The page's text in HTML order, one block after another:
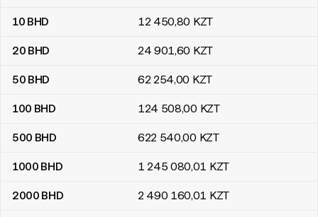
10 BHD 12 450,80 KZT
20 BHD 24 901,60 KZT
50 BHD 62 254,00 KZT
100 BHD 124 508,00 KZT
500 BHD 622 540,00 KZT
1000 BHD 1 245 080,01 KZT
2000 BHD 2 490 160,01 KZT